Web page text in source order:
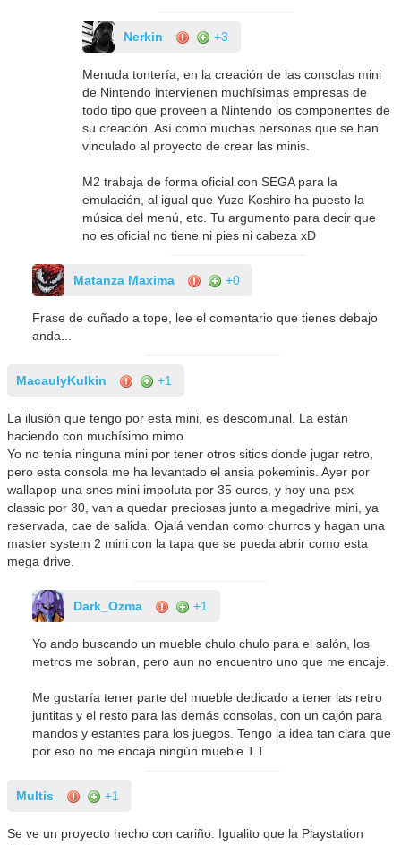
Nerkin +3
Menuda tontería, en la creación de las consolas mini
de Nintendo intervienen muchísimas empresas de
todo tipo que proveen a Nintendo los componentes de
su creación. Así como muchas personas que se han
vinculado al proyecto de crear las minis.
M2 trabaja de forma oficial con SEGA para la
emulación, al igual que Yuzo Koshiro ha puesto la
música del menú, etc. Tu argumento para decir que
no es oficial no tiene ni pies ni cabeza xD
Matanza Maxima +0
Frase de cuñado a tope, lee el comentario que tienes debajo
anda...
MacaulyKulkin +1
La ilusión que tengo por esta mini, es descomunal. La están
haciendo con muchísimo mimo.
Yo no tenía ninguna mini por tener otros sitios donde jugar retro,
pero esta consola me ha levantado el ansia pokeminis. Ayer por
wallapop una snes mini impoluta por 35 euros, y hoy una psx
classic por 30, van a quedar preciosas junto a megadrive mini, ya
reservada, cae de salida. Ojalá vendan como churros y hagan una
master system 2 mini con la tapa que se pueda abrir como esta
mega drive.
Dark_Ozma +1
Yo ando buscando un mueble chulo chulo para el salón, los
metros me sobran, pero aun no encuentro uno que me encaje.
Me gustaría tener parte del mueble dedicado a tener las retro
juntitas y el resto para las demás consolas, con un cajón para
mandos y estantes para los juegos. Tengo la idea tan clara que
por eso no me encaja ningún mueble T.T
Multis +1
Se ve un proyecto hecho con cariño. Igualito que la Playstation